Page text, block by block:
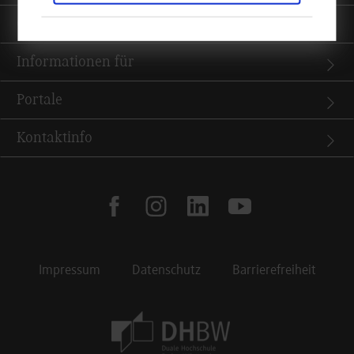
Informationen für
Portale
Kontaktinfo
facebookinstagramlinkedinyoutube
Impressum Datenschutz Barrierefreiheit